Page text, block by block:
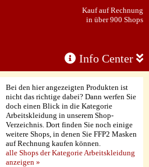
Info Center
Kauf auf Rechnung
in über 900 Shops
Bei den hier angezeigten Produkten ist
nicht das richtige dabei? Dann werfen Sie
doch einen Blick in die Kategorie
Arbeitskleidung in unserem Shop-
Verzeichnis. Dort finden Sie noch einige
weitere Shops, in denen Sie FFP2 Masken
auf Rechnung kaufen können.
alle Shops der Kategorie Arbeitskleidung
anzeigen »